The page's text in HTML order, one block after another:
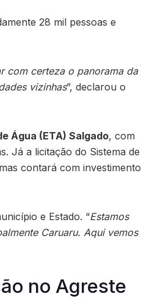
28 mil pessoas e
com certeza o panorama da
vizinhas”, declarou o
Água (ETA) Salgado, com
Já a licitação do Sistema de
contará com investimento
e Estado. “Estamos
Caruaru. Aqui vemos
no Agreste